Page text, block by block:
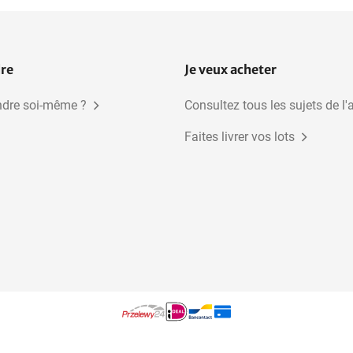
soi-même ?
Je veux acheter
Consultez tous les sujets de
Faites livrer vos lots